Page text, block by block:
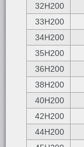
32H200
33H200
34H200
35H200
36H200
38H200
40H200
42H200
44H200